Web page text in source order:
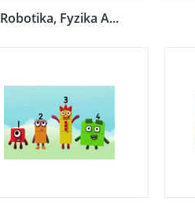
Robotika, Fyzika A...